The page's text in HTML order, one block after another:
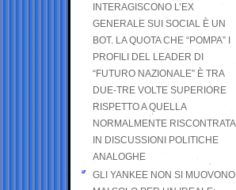
INTERAGISCONO L’EX
GENERALE SUI SOCIAL È UN
BOT. LA QUOTA CHE “POMPA” I
PROFILI DEL LEADER DI
“FUTURO NAZIONALE” È TRA
DUE-TRE VOLTE SUPERIORE
RISPETTO A QUELLA
NORMALMENTE RISCONTRATA
IN DISCUSSIONI POLITICHE
ANALOGHE
GLI YANKEE NON SI MUOVONO